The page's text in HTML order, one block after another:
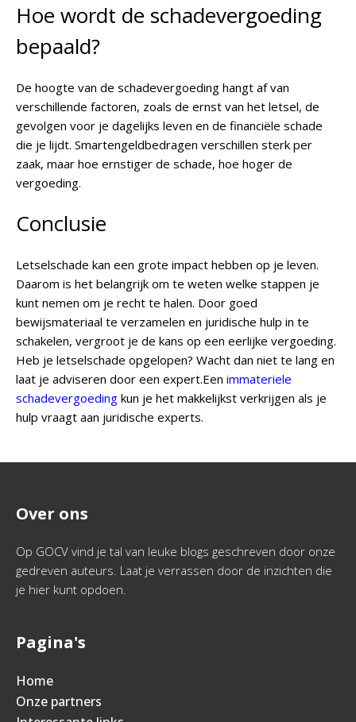
Hoe wordt de schadevergoeding
bepaald?
De hoogte van de schadevergoeding hangt af van
verschillende factoren, zoals de ernst van het letsel, de
gevolgen voor je dagelijks leven en de financiële schade
die je lijdt. Smartengeldbedragen verschillen sterk per
zaak, maar hoe ernstiger de schade, hoe hoger de
vergoeding.
Conclusie
Letselschade kan een grote impact hebben op je leven.
Daarom is het belangrijk om te weten welke stappen je
kunt nemen om je recht te halen. Door goed
bewijsmateriaal te verzamelen en juridische hulp in te
schakelen, vergroot je de kans op een eerlijke vergoeding.
Heb je letselschade opgelopen? Wacht dan niet te lang en
laat je adviseren door een expert.Een immateriele
schadevergoeding kun je het makkelijkst verkrijgen als je
hulp vraagt aan juridische experts.
Over ons
Op GOCV vind je tal van leuke blogs geschreven door onze
gedreven auteurs. Laat je verrassen door de inzichten die
je hier kunt opdoen.
Pagina's
Home
Onze partners